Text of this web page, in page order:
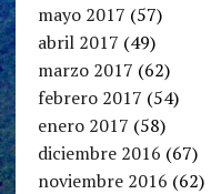
mayo 2017 (57)
abril 2017 (49)
marzo 2017 (62)
febrero 2017 (54)
enero 2017 (58)
diciembre 2016 (67)
noviembre 2016 (62)